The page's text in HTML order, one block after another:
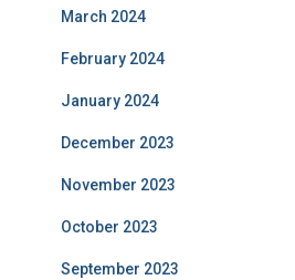
March 2024
February 2024
January 2024
December 2023
November 2023
October 2023
September 2023